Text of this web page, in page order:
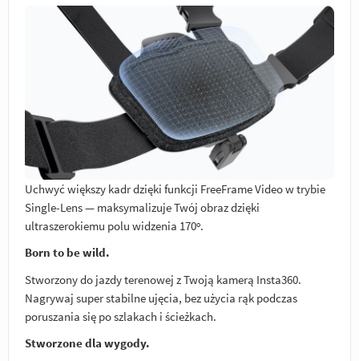
Uchwyć większy kadr dzięki funkcji FreeFrame Video w trybie
Single-Lens — maksymalizuje Twój obraz dzięki
ultraszerokiemu polu widzenia 170º.
Born to be wild.
Stworzony do jazdy terenowej z Twoją kamerą Insta360.
Nagrywaj super stabilne ujęcia, bez użycia rąk podczas
poruszania się po szlakach i ścieżkach.
Stworzone dla wygody.